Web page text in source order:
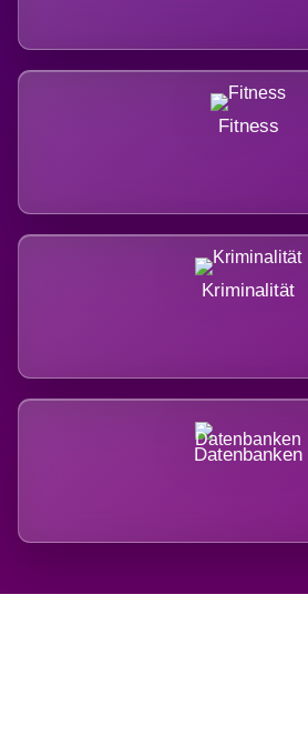
Fitness
Kriminalität
Datenbanken